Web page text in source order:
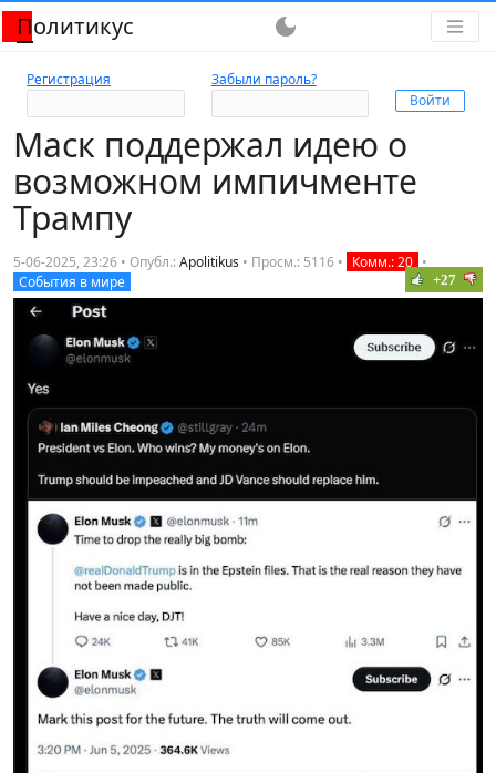
Политикус dark_mode
Регистрация Забыли пароль?
Маск поддержал идею о
возможном импичменте
Трампу
5-06-2025, 23:26 • Опубл.:Apolitikus • Просм.: 5116 • Комм.: 20 •
События в мире
+27